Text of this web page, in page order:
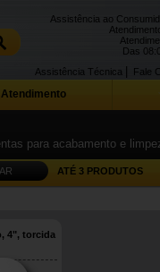
Assistência ao
Das
Fale
Assistência Técnica
Atendimento
para acabamento e
ATÉ 3 PRODUTOS
4", torcida